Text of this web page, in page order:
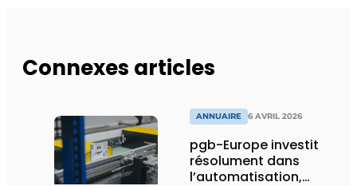
Connexes articles
ANNUAIRE 6 AVRIL 2026
pgb-Europe investit
résolument dans
l’automatisation,